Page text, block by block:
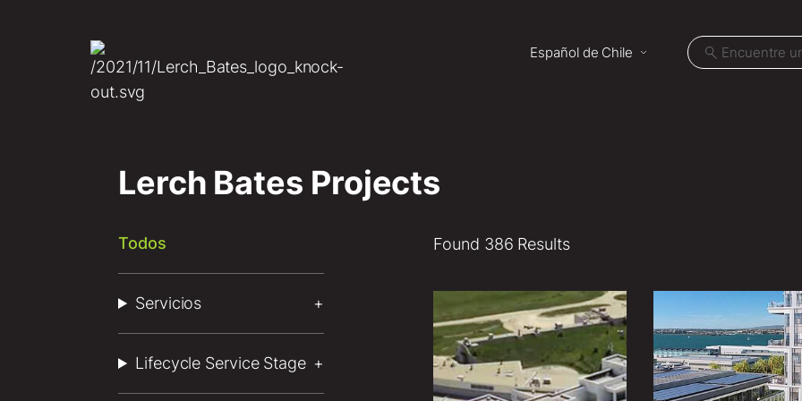
Español de Chile
Sobre
Lifecycles
Clientela
Equipo LB
Noticias
Carreras
Contacto
Lerch Bates Projects
Todos
Servicios
Lifecycle Service Stage
Found 386 Results